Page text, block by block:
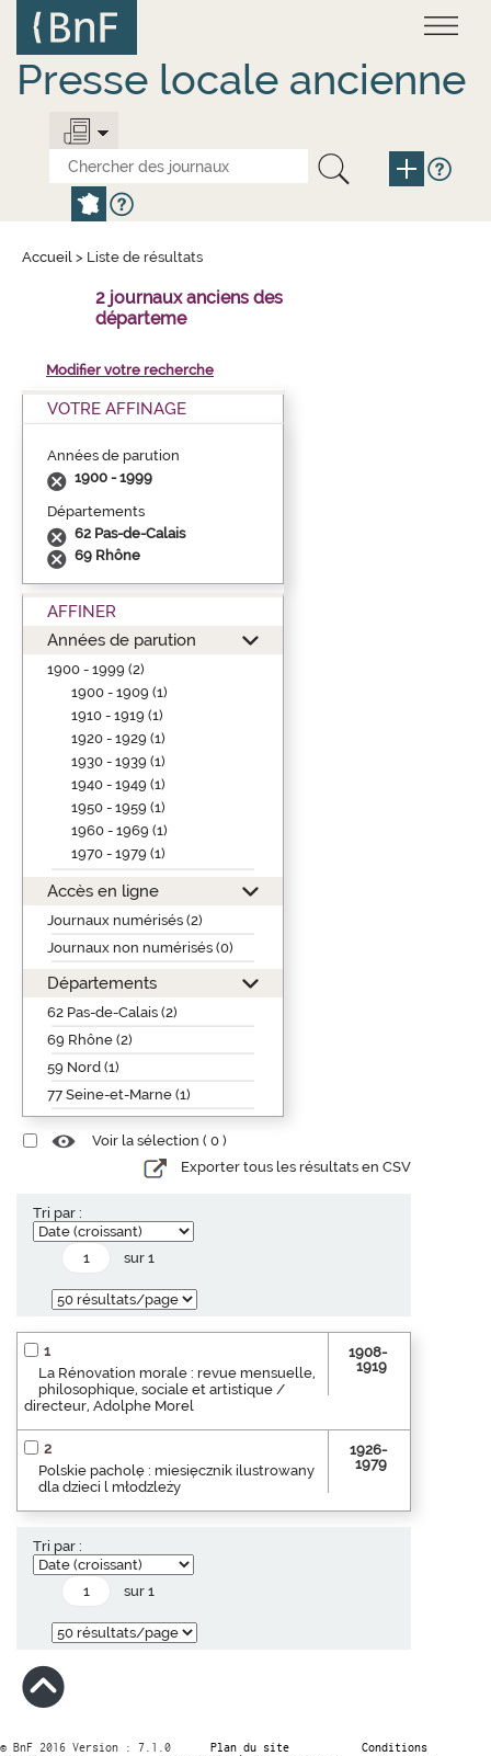
contenu
principal
Presse locale ancienne
Accueil > Liste de résultats
2 journaux anciens des
départeme
Modifier votre recherche
VOTRE AFFINAGE
Années de parution
1900 - 1999
Départements
62 Pas-de-Calais
69 Rhône
AFFINER
Années de parution
1900 - 1999 (2)
1900 - 1909 (1)
1910 - 1919 (1)
1920 - 1929 (1)
1930 - 1939 (1)
1940 - 1949 (1)
1950 - 1959 (1)
1960 - 1969 (1)
1970 - 1979 (1)
Accès en ligne
Journaux numérisés (2)
Journaux non numérisés (0)
Départements
62 Pas-de-Calais (2)
69 Rhône (2)
59 Nord (1)
77 Seine-et-Marne (1)
Voir la sélection ( 0 )
Exporter tous les résultats en CSV
Tri par :
sur 1
1
La Rénovation morale : revue mensuelle,
philosophique, sociale et artistique /
directeur, Adolphe Morel
1908-
1919
2
Polskie pacholę : miesięcznik ilustrowany
dla dzieci l młodzleży
1926-
1979
Tri par :
sur 1
© BnF 2016 Version : 7.1.0 Plan du site
Conditions
Panneau de gestion des cookies